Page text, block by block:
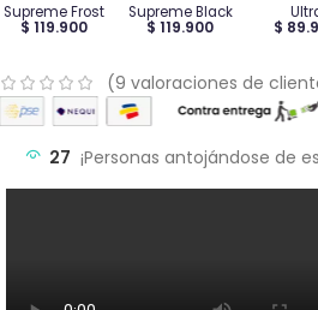
Supreme Frost
$ 119.900
Supreme Black
$ 119.900 $
(9 valoraciones de
27 ¡Personas antojándose de